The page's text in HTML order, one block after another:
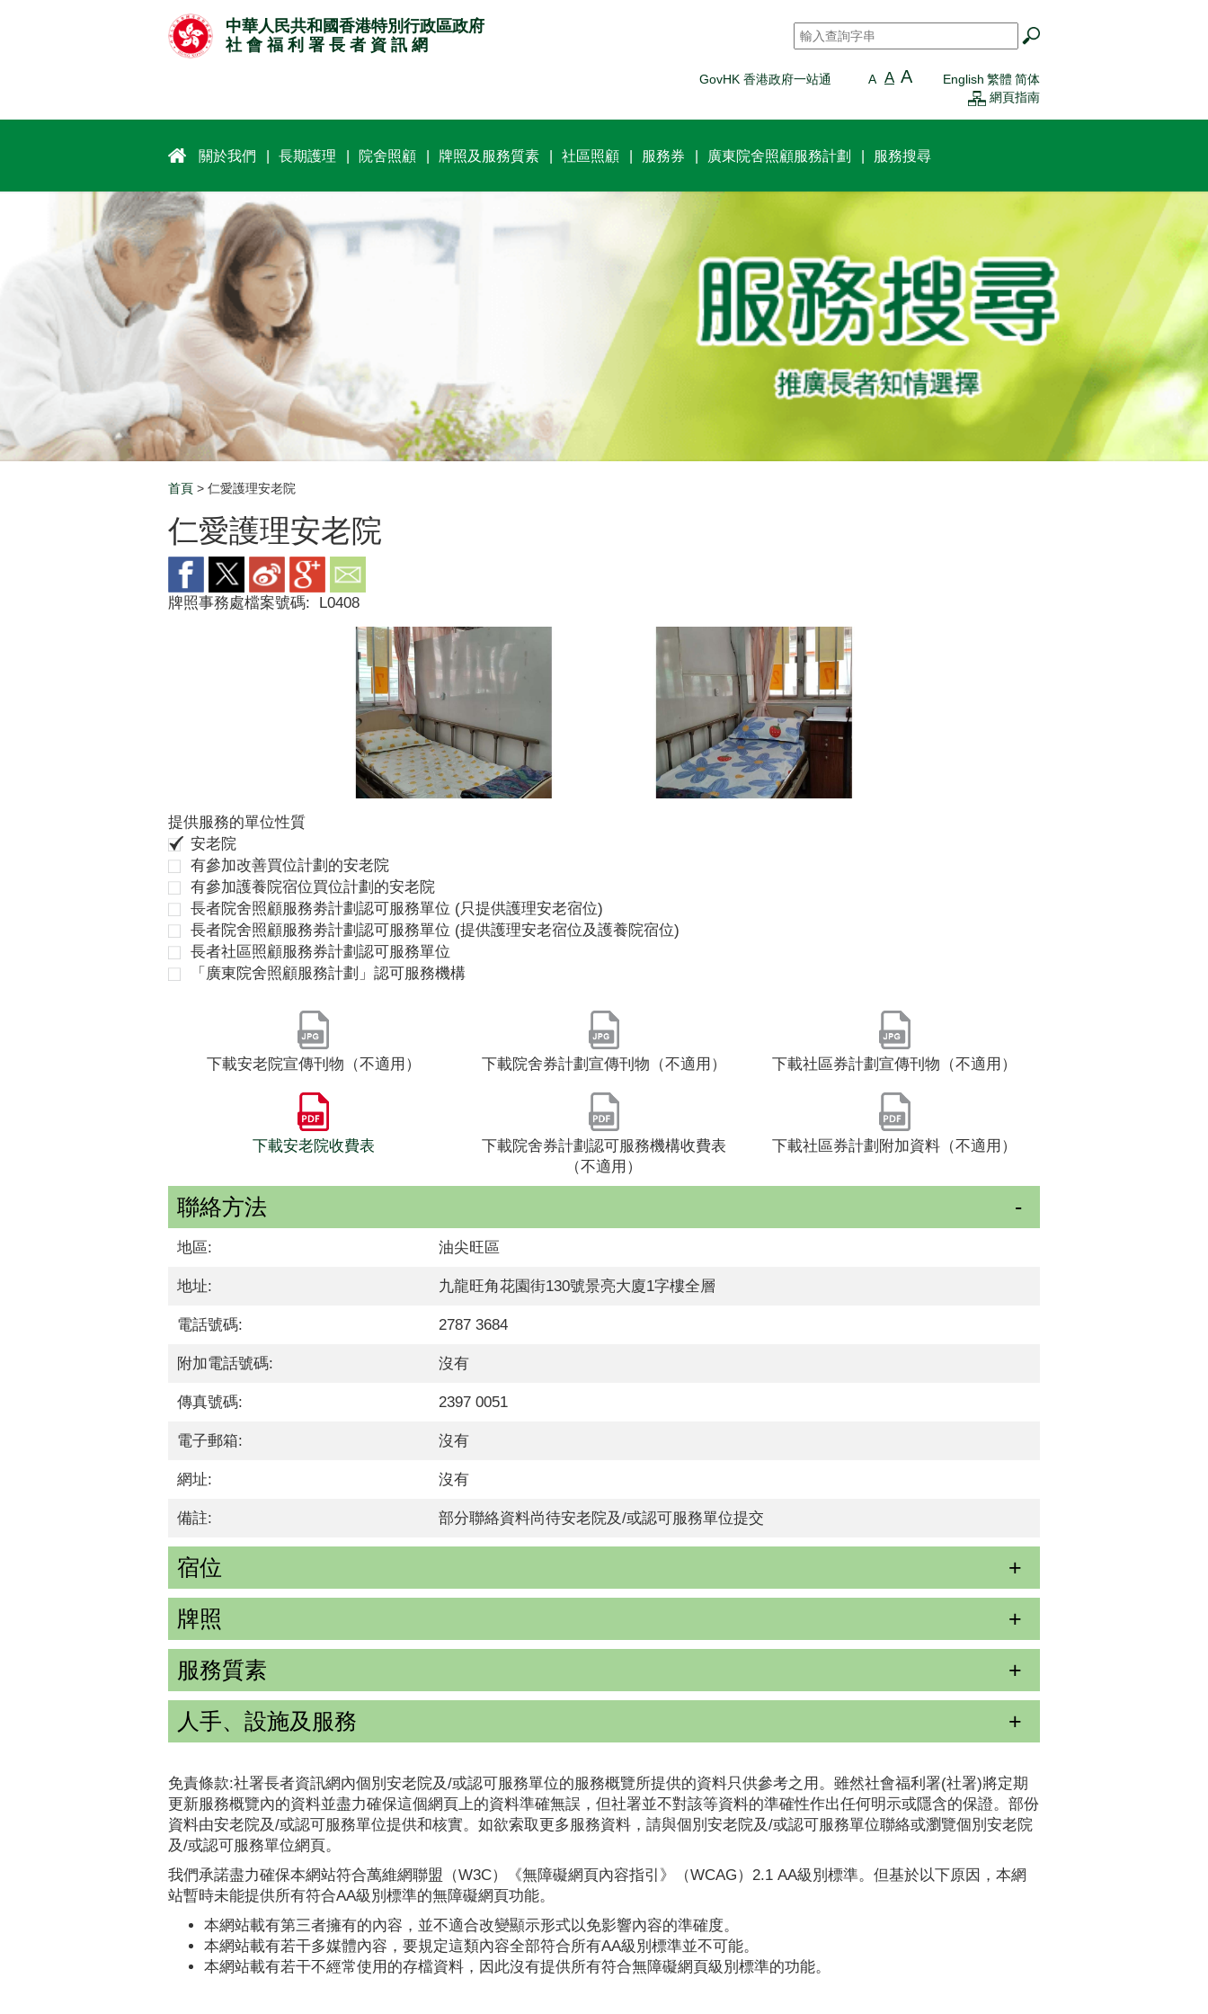
中華人民共和國香港特別行政區政府
社 會 福 利 署 長 者 資 訊 網
搜尋 *
GovHK 香港政府一站通 A A A English 繁體 简体
網頁指南
關於我們 長期護理 院舍照顧 牌照及服務質素 社區照顧 服務券 廣東院舍照顧服務計劃 服務搜尋
Breadcrumb
首頁 > 仁愛護理安老院
仁愛護理安老院
牌照事務處檔案號碼: L0408
提供服務的單位性質
安老院
有參加改善買位計劃的安老院
有參加護養院宿位買位計劃的安老院
長者院舍照顧服務劵計劃認可服務單位 (只提供護理安老宿位)
長者院舍照顧服務劵計劃認可服務單位 (提供護理安老宿位及護養院宿位)
長者社區照顧服務券計劃認可服務單位
「廣東院舍照顧服務計劃」認可服務機構
下載安老院宣傳刊物（不適用） 下載院舍券計劃宣傳刊物（不適用） 下載社區券計劃宣傳刊物（不適用）
下載安老院收費表
下載院舍券計劃認可服務機構收費表
（不適用）
下載社區券計劃附加資料（不適用）
聯絡方法
地區: 油尖旺區
地址: 九龍旺角花園街130號景亮大廈1字樓全層
電話號碼: 2787 3684
附加電話號碼: 沒有
傳真號碼: 2397 0051
電子郵箱: 沒有
網址: 沒有
備註: 部分聯絡資料尚待安老院及/或認可服務單位提交
宿位
牌照
服務質素
人手、設施及服務
免責條款:社署長者資訊網內個別安老院及/或認可服務單位的服務概覽所提供的資料只供參考之用。雖然社會福利署(社署)將定期
更新服務概覽內的資料並盡力確保這個網頁上的資料準確無誤，但社署並不對該等資料的準確性作出任何明示或隱含的保證。部份
資料由安老院及/或認可服務單位提供和核實。如欲索取更多服務資料，請與個別安老院及/或認可服務單位聯絡或瀏覽個別安老院
及/或認可服務單位網頁。
我們承諾盡力確保本網站符合萬維網聯盟（W3C）《無障礙網頁內容指引》（WCAG）2.1 AA級別標準。但基於以下原因，本網
站暫時未能提供所有符合AA級別標準的無障礙網頁功能。
本網站載有第三者擁有的內容，並不適合改變顯示形式以免影響內容的準確度。
本網站載有若干多媒體內容，要規定這類內容全部符合所有AA級別標準並不可能。
本網站載有若干不經常使用的存檔資料，因此沒有提供所有符合無障礙網頁級別標準的功能。